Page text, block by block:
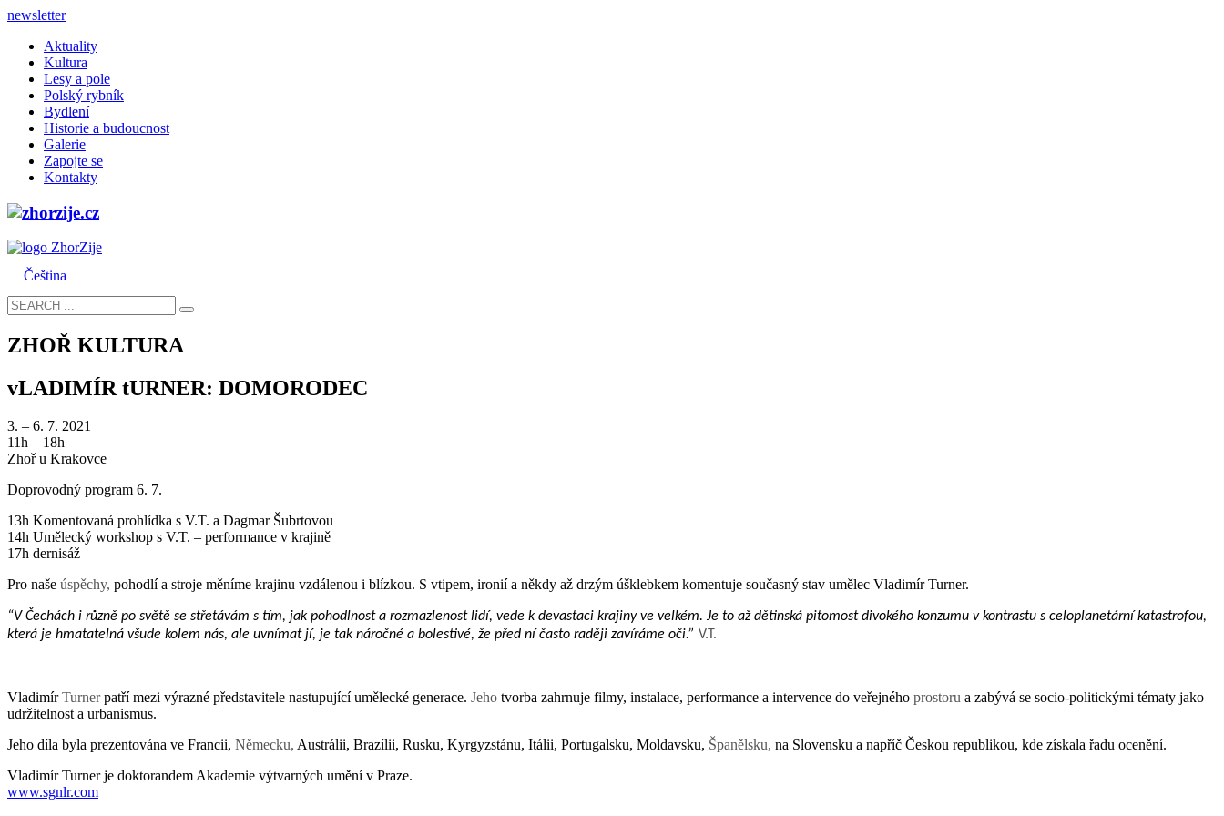
newsletter
Aktuality
Kultura
Lesy a pole
Polský rybník
Bydlení
Historie a budoucnost
Galerie
Zapojte se
Kontakty
Čeština
ZHOŘ KULTURA
vLADIMÍR tURNER: DOMORODEC
3. – 6. 7. 2021
11h – 18h
Zhoř u Krakovce
Doprovodný program 6. 7.
13h Komentovaná prohlídka s V.T. a Dagmar Šubrtovou
14h Umělecký workshop s V.T. – performance v krajině
17h dernisáž
Pro naše úspěchy, pohodlí a stroje měníme krajinu vzdálenou i blízkou. S vtipem, ironií a někdy až drzým úšklebkem komentuje současný stav umělec Vladimír Turner.
“V Čechách i různě po světě se střetávám s tím, jak pohodlnost a rozmazlenost lidí, vede k devastaci krajiny ve velkém. Je to až dětinská pitomost divokého konzumu v kontrastu s celoplanetární katastrofou,
která je hmatatelná všude kolem nás, ale uvnímat jí, je tak náročné a bolestivé, že před ní často raději zavíráme oči.” V.T.
VladimírTurnerpatří mezi výrazné představitele nastupující umělecké generace. Jeho tvorba zahrnuje filmy, instalace, performance a intervence do veřejného prostoru a zabývá se socio-politickými tématy jako
udržitelnost a urbanismus.
Jeho díla byla prezentována ve Francii, Německu, Austrálii, Brazílii, Rusku, Kyrgyzstánu, Itálii, Portugalsku, Moldavsku, Španělsku, na Slovensku a napříč Českou republikou, kde získala řadu ocenění.
Vladimír Turner je doktorandem Akademie výtvarných umění v Praze.
www.sgnlr.com